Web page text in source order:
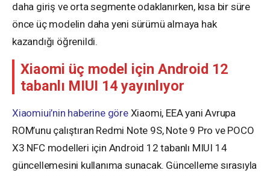
daha giriş ve orta segmente odaklanırken, kısa bir süre
önce üç modelin daha yeni sürümü almaya hak
kazandığı öğrenildi.
Xiaomi üç model için Android 12
tabanlı MIUI 14 yayınlıyor
Xiaomiui’nin haberine göreXiaomi, EEA yani Avrupa
ROM’unu çalıştıran Redmi Note 9S, Note 9 Pro ve POCO
X3 NFC modelleri için Android 12 tabanlı MIUI 14
güncellemesini kullanıma sunacak. Güncelleme sırasıyla